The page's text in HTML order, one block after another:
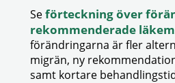
Seförteckning över
rekommenderade
förändringarna är fler
migrän, ny
samt kortare